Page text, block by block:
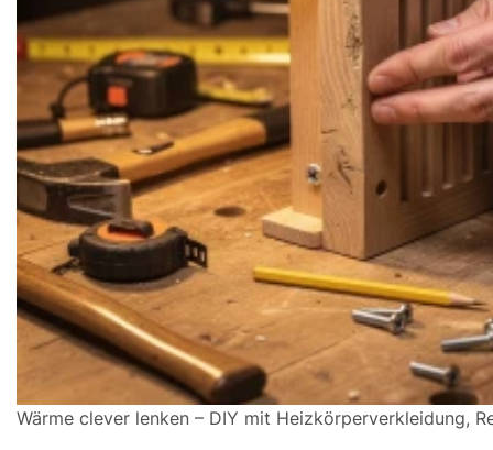
Wärme clever lenken – DIY mit Heizkörperverkleidung,